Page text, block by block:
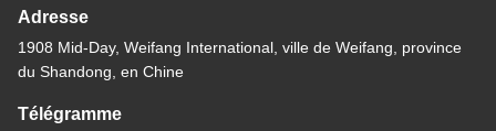
Adresse
1908 Mid-Day, Weifang International, ville de Weifang, province
du Shandong, en Chine
Télégramme